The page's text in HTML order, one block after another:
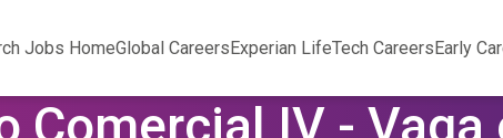
Jobs HomeGlobal CareersExperian LifeTech CareersEarly
Comercial IV -